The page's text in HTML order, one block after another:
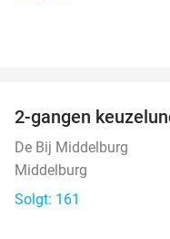
2-gangen
De Bij Middelburg
Middelburg
Solgt: 161